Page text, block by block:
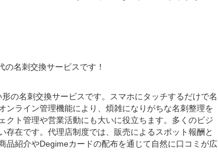
名刺交換サービスです！
の名刺交換サービスです。スマホにタッチするだけで名
ライン管理機能により、煩雑になりがちな名刺整理を
ト管理や営業活動にも大いに役立ちます。多くのビジ
在です。代理店制度では、販売によるスポット報酬と
品紹介やDegimeカードの配布を通じて自然に口コミが広